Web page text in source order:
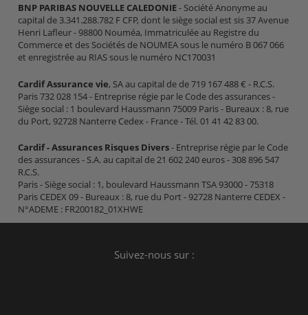
BNP PARIBAS NOUVELLE CALEDONIE- Société Anonyme au
capital de 3.341.288.782 F CFP, dont le siège social est sis 37 Avenue
Henri Lafleur - 98800 Nouméa, Immatriculée au Registre du
Commerce et des Sociétés de NOUMEA sous le numéro B 067 066
et enregistrée au RIAS sous le numéro NC170031
Cardif Assurance vie, SA au capital de de 719 167 488 € - R.C.S.
Paris 732 028 154 - Entreprise régie par le Code des assurances -
Siège social : 1 boulevard Haussmann 75009 Paris - Bureaux : 8, rue
du Port, 92728 Nanterre Cedex - France - Tél. 01 41 42 83 00.
Cardif - Assurances Risques Divers- Entreprise régie par le Code
des assurances - S.A. au capital de 21 602 240 euros - 308 896 547
R.C.S.
Paris - Siège social : 1, boulevard Haussmann TSA 93000 - 75318
Paris CEDEX 09 - Bureaux : 8, rue du Port - 92728 Nanterre CEDEX -
N°ADEME : FR200182_01XHWE
Suivez-nous sur :